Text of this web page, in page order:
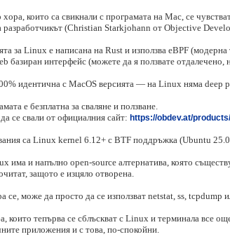
които са свикнали с програмата на Mac, се
разработчикът (Christian Starkjohann от Objective
за Linux e написана на Rust и използва eBPF
базиран интерфейс (можете да я ползвате отдалечено,
идентична с MacOS версията — на Linux няма deep
е безплатна за сваляне и ползване.
се свали от официалния сайт: https://obdev.at/
са Linux kernel 6.12+ с BTF поддръжка (Ubuntu
има и напълно open-source алтернатива, която
защото е изцяло отворена.
се, може да просто да се използват netstat, ss,
които тепърва се сблъскват с Linux и терминала все
приложения и с това, по-спокойни.